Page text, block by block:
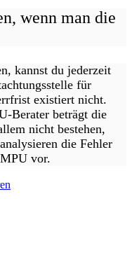
wenn man die
kannst du jederzeit
für
existiert nicht.
Berater beträgt die
nicht bestehen,
die Fehler
vor.